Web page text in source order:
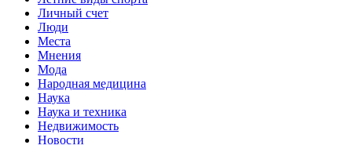
Личный счет
Люди
Места
Мнения
Мода
Народная медицина
Наука
Наука и техника
Недвижимость
Новости